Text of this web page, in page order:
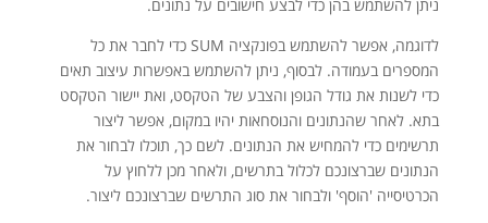
ניתן להשתמש בהן כדי לבצע חישובים על נתונים.
לדוגמה, אפשר להשתמש בפונקציה SUM כדי לחבר את כל
המספרים בעמודה. לבסוף, ניתן להשתמש באפשרות עיצוב תאים
כדי לשנות את גודל הגופן והצבע של הטקסט, ואת יישור הטקסט
בתא. לאחר שהנתונים והנוסחאות יהיו במקום, אפשר ליצור
תרשימים כדי להמחיש את הנתונים. לשם כך, תוכלו לבחור את
הנתונים שברצונכם לכלול בתרשים, ולאחר מכן ללחוץ על
הכרטיסייה 'הוסף' ולבחור את סוג התרשים שברצונכם ליצור.